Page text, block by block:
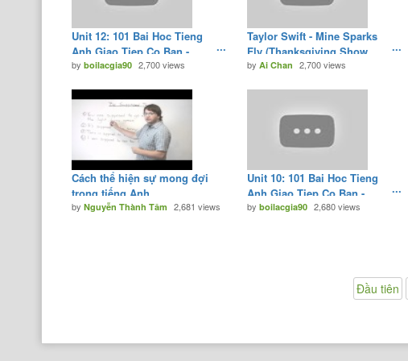
Unit 12: 101 Bai Hoc Tieng
Anh Giao Tiep Co Ban -
Tiếng Anh Giao Tiếp Cơ Bản
byboilacgia90 2,700 views
Taylor Swift - Mine Sparks
Fly (Thanksgiving Show
2010) - YouTube
byAi Chan 2,700 views
Cách thể hiện sự mong đợi
trong tiếng Anh
byNguyễn Thành Tâm 2,681 views
Unit 10: 101 Bai Hoc Tieng
Anh Giao Tiep Co Ban -
Tiếng Anh Giao Tiếp Cơ Bản
byboilacgia90 2,680 views
Đầu tiên